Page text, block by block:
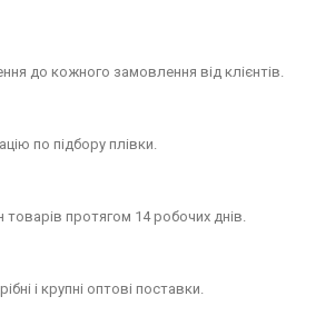
до кожного замовлення від клієнтів.
по підбору плівки.
протягом 14 робочих днів.
і крупні оптові поставки.